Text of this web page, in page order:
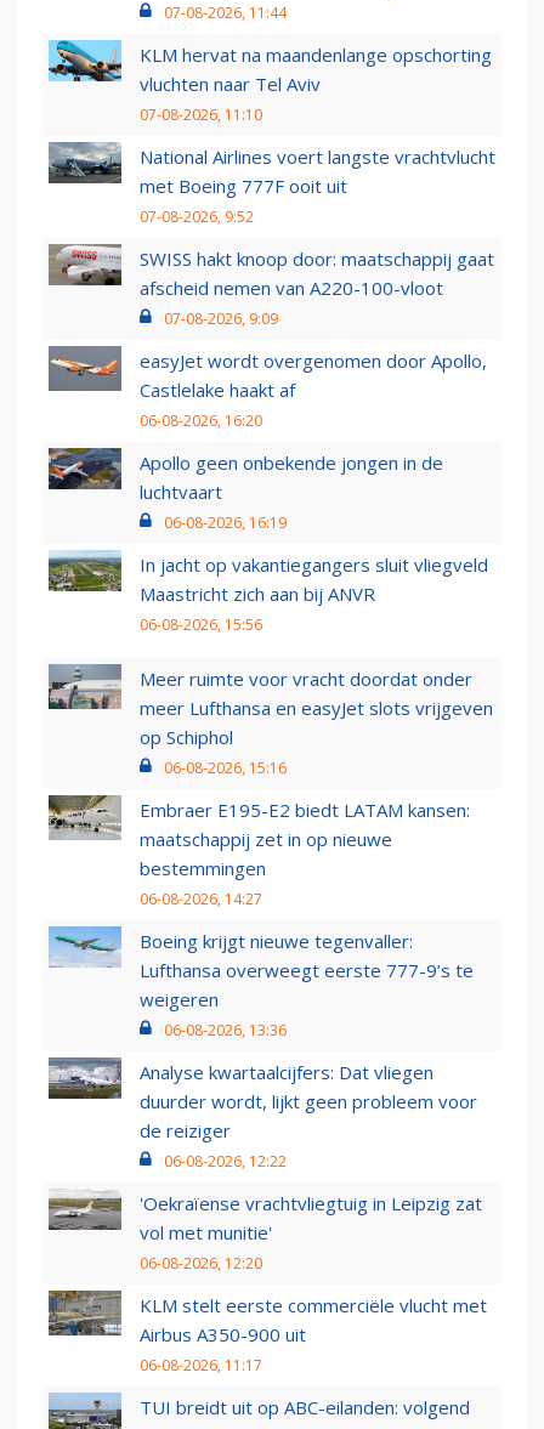
07-08-2026, 11:44
KLM hervat na maandenlange opschorting
vluchten naar Tel Aviv
07-08-2026, 11:10
National Airlines voert langste vrachtvlucht
met Boeing 777F ooit uit
07-08-2026, 9:52
SWISS hakt knoop door: maatschappij gaat
afscheid nemen van A220-100-vloot
07-08-2026, 9:09
easyJet wordt overgenomen door Apollo,
Castlelake haakt af
06-08-2026, 16:20
Apollo geen onbekende jongen in de
luchtvaart
06-08-2026, 16:19
In jacht op vakantiegangers sluit vliegveld
Maastricht zich aan bij ANVR
06-08-2026, 15:56
Meer ruimte voor vracht doordat onder
meer Lufthansa en easyJet slots vrijgeven
op Schiphol
06-08-2026, 15:16
Embraer E195-E2 biedt LATAM kansen:
maatschappij zet in op nieuwe
bestemmingen
06-08-2026, 14:27
Boeing krijgt nieuwe tegenvaller:
Lufthansa overweegt eerste 777-9’s te
weigeren
06-08-2026, 13:36
Analyse kwartaalcijfers: Dat vliegen
duurder wordt, lijkt geen probleem voor
de reiziger
06-08-2026, 12:22
'Oekraïense vrachtvliegtuig in Leipzig zat
vol met munitie'
06-08-2026, 12:20
KLM stelt eerste commerciële vlucht met
Airbus A350-900 uit
06-08-2026, 11:17
TUI breidt uit op ABC-eilanden: volgend